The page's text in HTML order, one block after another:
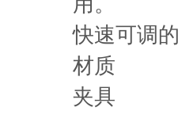
快速可调
材质
夹具